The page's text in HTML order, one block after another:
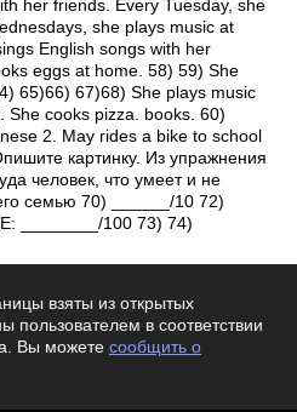
her friends. Every Tuesday, she
she plays music at
English songs with her
eggs at home. 58) 59) She
65)66) 67)68) She plays music
She cooks pizza. books. 60)
2. May rides a bike to school
картинку. Из упражнения
человек, что умеет и не
семью 70) ______/10 72)
________/100 73) 74)
взяты из открытых
пользователем в соответствии
Вы можете сообщить о